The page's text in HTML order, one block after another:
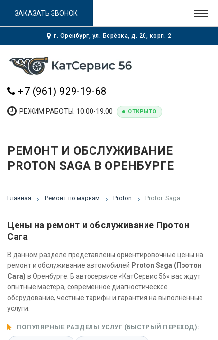
г. Оренбург, ул. Берёзка, д. 20, корп. 2
+7 (961) 929-19-68
РЕЖИМ РАБОТЫ: 10:00-19:00 ОТКРЫТО
ЗАКАЗАТЬ ЗВОНОК
РЕМОНТ И ОБСЛУЖИВАНИЕ
PROTON SAGA В ОРЕНБУРГЕ
Главная Ремонт по маркам Proton Proton Saga
Цены на ремонт и обслуживание Протон
Сага
В данном разделе представлены ориентировочные цены на
ремонт и обслуживание автомобилей Proton Saga (Протон
Сага) в Оренбурге. В автосервисе «КатСервис 56» вас ждут
опытные мастера, современное диагностическое
оборудование, честные тарифы и гарантия на выполненные
услуги.
ПОПУЛЯРНЫЕ РАЗДЕЛЫ УСЛУГ (БЫСТРЫЙ ПЕРЕХОД):